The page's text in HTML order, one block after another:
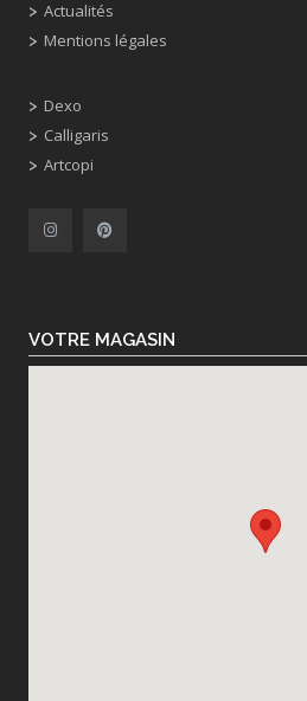
Actualités
Mentions légales
Dexo
Calligaris
Artcopi
VOTRE MAGASIN